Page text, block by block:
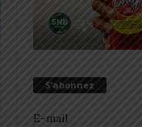
S’abonnez
E-mail